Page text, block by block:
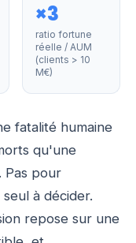
×3
ratio fortune
réelle / AUM
(clients > 10
M€)
fatalité humaine
qu'une
Pas pour
à décider.
repose sur une